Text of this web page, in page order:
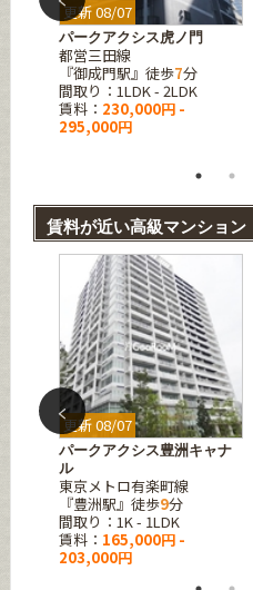
更新 08/07
パークアクシス虎ノ門
都営三田線
『御成門駅』徒歩7分
間取り：1LDK - 2LDK
賃料： 230,000円 -
295,000円
賃料が近い高級マンション
更新 08/07
パークアクシス豊洲キャナ
ル
東京メトロ有楽町線
『豊洲駅』徒歩9分
間取り：1K - 1LDK
賃料： 165,000円 -
203,000円